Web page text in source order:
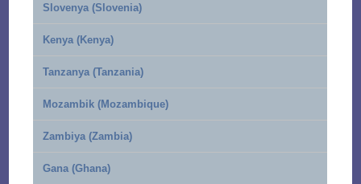
Slovenya (Slovenia)
Kenya (Kenya)
Tanzanya (Tanzania)
Mozambik (Mozambique)
Zambiya (Zambia)
Gana (Ghana)